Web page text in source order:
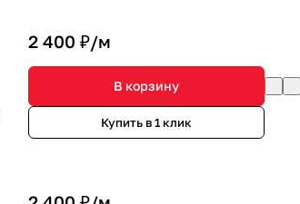
2 400 ₽/м
В корзину
Купить в 1 клик